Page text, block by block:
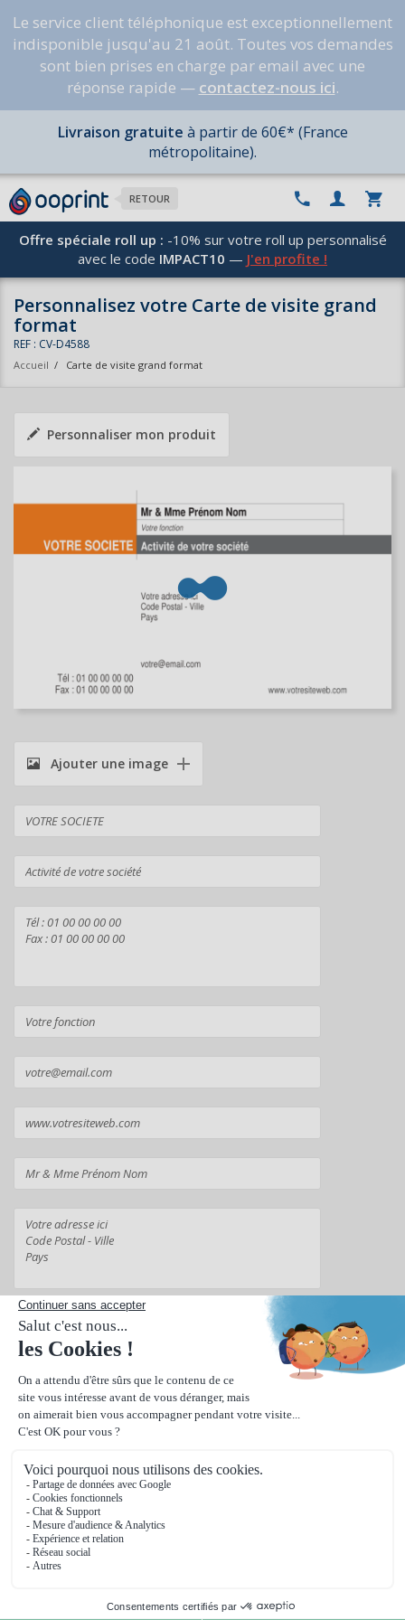
Le service client téléphonique est exceptionnellement
indisponible jusqu'au 21 août. Toutes vos demandes
sont bien prises en charge par email avec une
réponse rapide — contactez-nous ici.
Livraison gratuite à partir de 60€* (France
métropolitaine).
RETOUR
Offre spéciale roll up : -10% sur votre roll up personnalisé
avec le code IMPACT10 — J'en profite !
Personnalisez votre Carte de visite grand
format
REF : CV-D4588
Accueil / Carte de visite grand format
Personnaliser mon produit
Ajouter une image
Suivant